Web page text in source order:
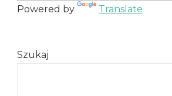
Powered by Translate
Szukaj